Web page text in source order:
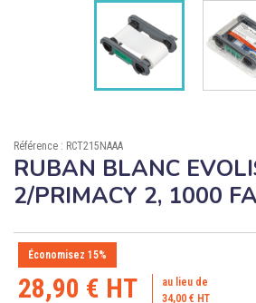
Blog
Référence : RCT215NAAA
RUBAN BLANC
2/PRIMACY 2, 1000
Économisez 15%
28,90 € HT
au lieu de
34,00 € HT